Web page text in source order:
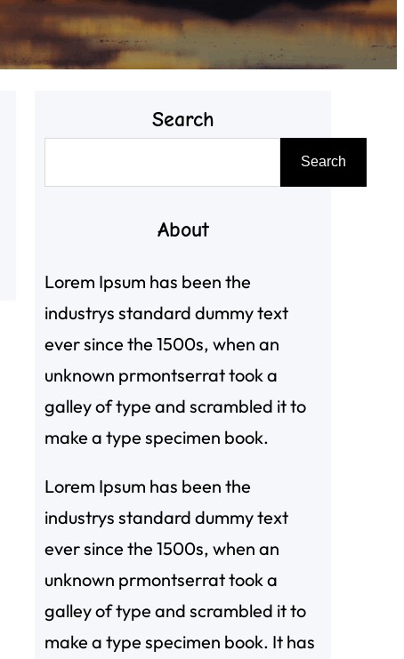
Search
尋
Search
About
Lorem Ipsum has been the
industrys standard dummy text
ever since the 1500s, when an
unknown prmontserrat took a
galley of type and scrambled it to
make a type specimen book.
Lorem Ipsum has been the
industrys standard dummy text
ever since the 1500s, when an
unknown prmontserrat took a
galley of type and scrambled it to
make a type specimen book. It has